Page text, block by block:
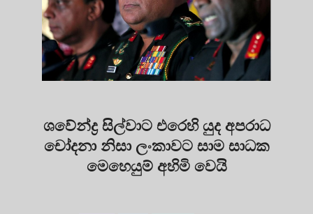
ශවේන්ද්‍ර සිල්වාට එරෙහි යුද අපරාධ
චෝදනා නිසා ලංකාවට සාම සාධක
මෙහෙයුම් අහිමි වෙයි